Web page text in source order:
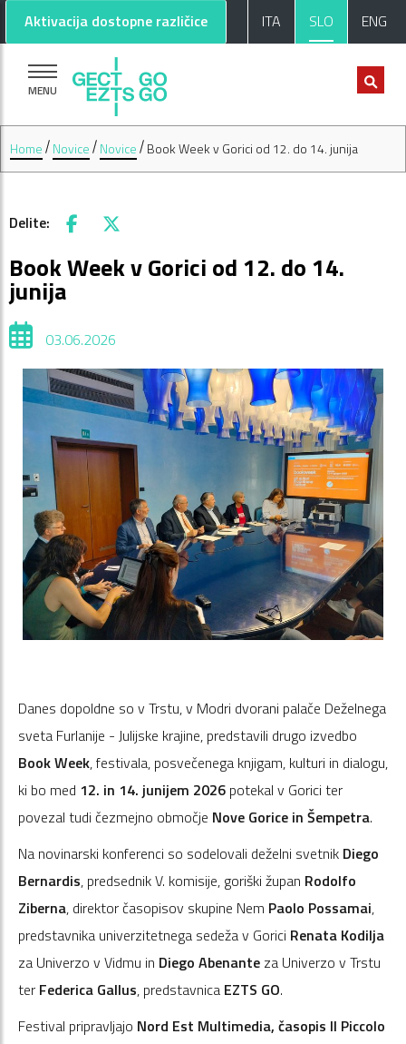
Pojdi na glavno vsebino
Pojdi na nogo strani
Aktivacija dostopne različice ITA SLO ENG
MENU
Home Novice Novice Book Week v Gorici od 12. do 14. junija
Delite: Facebook
X
Book Week v Gorici od 12. do 14.
junija
03.06.2026
Danes dopoldne so v Trstu, v Modri dvorani palače Deželnega
sveta Furlanije - Julijske krajine, predstavili drugo izvedbo
Book Week, festivala, posvečenega knjigam, kulturi in dialogu,
ki bo med 12. in 14. junijem 2026 potekal v Gorici ter
povezal tudi čezmejno območje Nove Gorice in Šempetra.
Na novinarski konferenci so sodelovali deželni svetnik Diego
Bernardis, predsednik V. komisije, goriški župan Rodolfo
Ziberna, direktor časopisov skupine Nem Paolo Possamai,
predstavnika univerzitetnega sedeža v Gorici Renata Kodilja
za Univerzo v Vidmu in Diego Abenante za Univerzo v Trstu
ter Federica Gallus, predstavnica EZTS GO.
Festival pripravljajo Nord Est Multimedia, časopis Il Piccolo